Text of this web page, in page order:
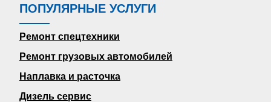
ПОПУЛЯРНЫЕ УСЛУГИ
Ремонт спецтехники
Ремонт грузовых автомобилей
Наплавка и расточка
Дизель сервис